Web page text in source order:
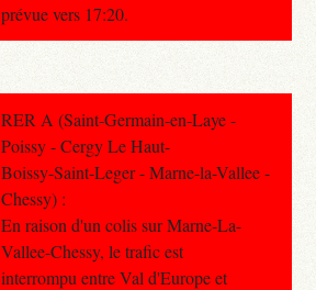
prévue vers 17:20.
RER A (Saint-Germain-en-Laye -
Poissy - Cergy Le Haut-
Boissy-Saint-Leger - Marne-la-Vallee -
Chessy) :
En raison d'un colis sur Marne-La-
Vallee-Chessy, le trafic est
interrompu entre Val d'Europe et